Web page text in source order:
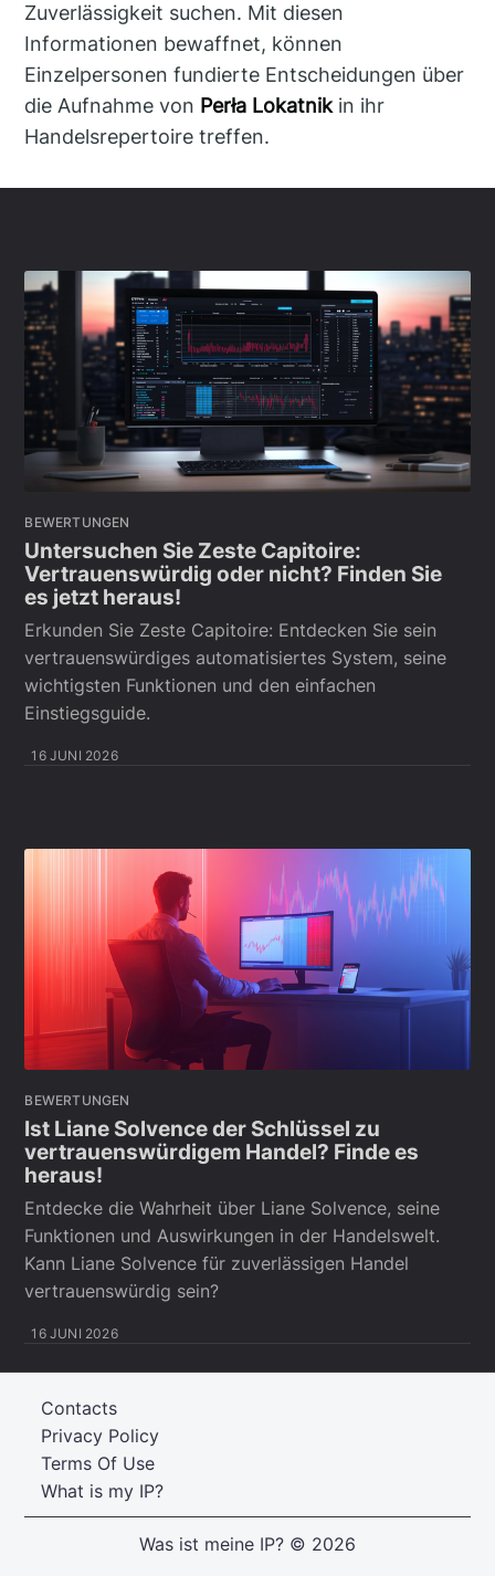
Zuverlässigkeit suchen. Mit diesen
Informationen bewaffnet, können
Einzelpersonen fundierte Entscheidungen über
die Aufnahme von Perła Lokatnikin ihr
Handelsrepertoire treffen.
BEWERTUNGEN
Untersuchen Sie Zeste Capitoire:
Vertrauenswürdig oder nicht? Finden Sie
es jetzt heraus!
Erkunden Sie Zeste Capitoire: Entdecken Sie sein
vertrauenswürdiges automatisiertes System, seine
wichtigsten Funktionen und den einfachen
Einstiegsguide.
16 JUNI 2026
BEWERTUNGEN
Ist Liane Solvence der Schlüssel zu
vertrauenswürdigem Handel? Finde es
heraus!
Entdecke die Wahrheit über Liane Solvence, seine
Funktionen und Auswirkungen in der Handelswelt.
Kann Liane Solvence für zuverlässigen Handel
vertrauenswürdig sein?
16 JUNI 2026
What is my IP?
Terms Of Use
Privacy Policy
Contacts
Was ist meine IP? © 2026